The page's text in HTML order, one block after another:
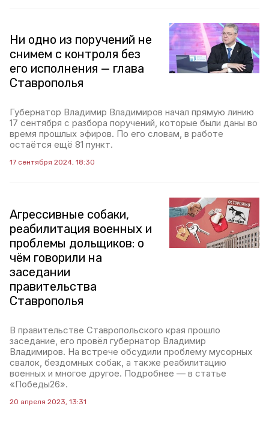
Ни одно из поручений не
снимем с контроля без
его исполнения — глава
Ставрополья
Губернатор Владимир Владимиров начал прямую линию
17 сентября с разбора поручений, которые были даны во
время прошлых эфиров. По его словам, в работе
остаётся ещё 81 пункт.
17 сентября 2024, 18:30
Агрессивные собаки,
реабилитация военных и
проблемы дольщиков: о
чём говорили на
заседании
правительства
Ставрополья
В правительстве Ставропольского края прошло
заседание, его провёл губернатор Владимир
Владимиров. На встрече обсудили проблему мусорных
свалок, бездомных собак, а также реабилитацию
военных и многое другое. Подробнее — в статье
«Победы26».
20 апреля 2023, 13:31